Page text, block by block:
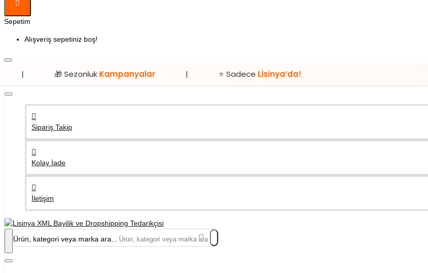
Sepetim
Alışveriş sepetiniz boş!
🎁 Sezonluk Kampanyalar | ⭐ Sadece Lisinya’da!
Sipariş Takip
Kolay İade
İletişim
Ürün, kategori veya marka ara...